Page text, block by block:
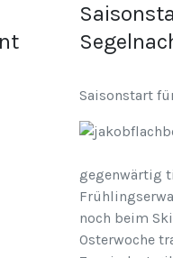
Saisonstart
gegenwärtig
noch beim
Osterwoche